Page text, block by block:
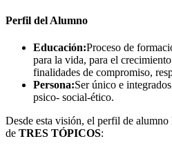
Perfil del Alumno
Educación:Proceso de
para la vida, para el
finalidades de compromiso,
Persona:Ser único e
psico- social-ético.
Desde esta visión, el perfil de alumno
de TRES TÓPICOS: